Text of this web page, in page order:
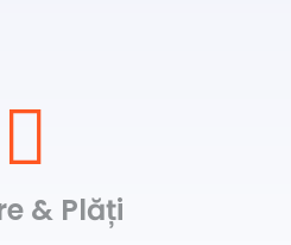
& Plăți